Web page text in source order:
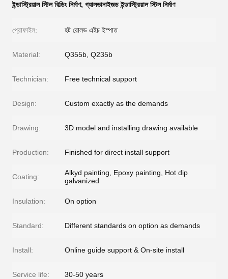
ইন্ডাস্ট্রিয়াল স্টিল বিল্ডিং নির্মাণ, গ্যালভানাইজড ইন্ডাস্ট্রিয়াল স্টিল নির্মাণ
প্রোফাইল: হট রোলড এইচ ইস্পাত
Material: Q355b, Q235b
Technician: Free technical support
Design: Custom exactly as the demands
Drawing: 3D model and installing drawing available
Production: Finished for direct install support
Coating:
Alkyd painting, Epoxy painting, Hot dip
galvanized
Insulation: On option
Standard: Different standards on option as demands
Install: Online guide support & On-site install
Service life: 30-50 years